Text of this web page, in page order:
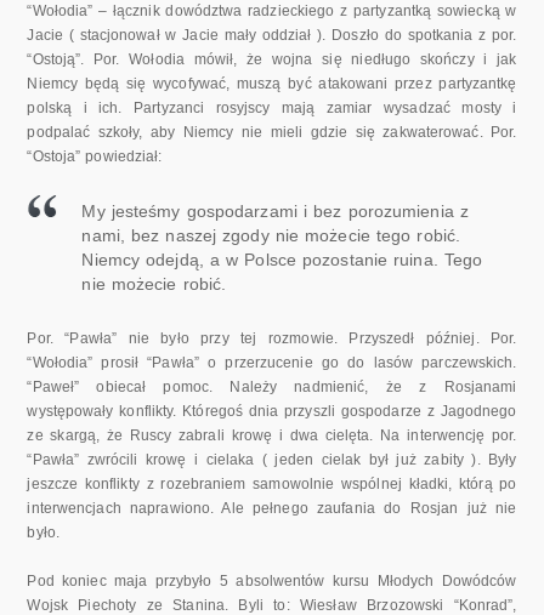
“Wołodia” – łącznik dowództwa radzieckiego z partyzantką sowiecką w
Jacie ( stacjonował w Jacie mały oddział ). Doszło do spotkania z por.
“Ostoją”. Por. Wołodia mówił, że wojna się niedługo skończy i jak
Niemcy będą się wycofywać, muszą być atakowani przez partyzantkę
polską i ich. Partyzanci rosyjscy mają zamiar wysadzać mosty i
podpalać szkoły, aby Niemcy nie mieli gdzie się zakwaterować. Por.
“Ostoja” powiedział:
My jesteśmy gospodarzami i bez porozumienia z
nami, bez naszej zgody nie możecie tego robić.
Niemcy odejdą, a w Polsce pozostanie ruina. Tego
nie możecie robić.
Por. “Pawła” nie było przy tej rozmowie. Przyszedł później. Por.
“Wołodia” prosił “Pawła” o przerzucenie go do lasów parczewskich.
“Paweł” obiecał pomoc. Należy nadmienić, że z Rosjanami
występowały konflikty. Któregoś dnia przyszli gospodarze z Jagodnego
ze skargą, że Ruscy zabrali krowę i dwa cielęta. Na interwencję por.
“Pawła” zwrócili krowę i cielaka ( jeden cielak był już zabity ). Były
jeszcze konflikty z rozebraniem samowolnie wspólnej kładki, którą po
interwencjach naprawiono. Ale pełnego zaufania do Rosjan już nie
było.
Pod koniec maja przybyło 5 absolwentów kursu Młodych Dowódców
Wojsk Piechoty ze Stanina. Byli to: Wiesław Brzozowski “Konrad”,